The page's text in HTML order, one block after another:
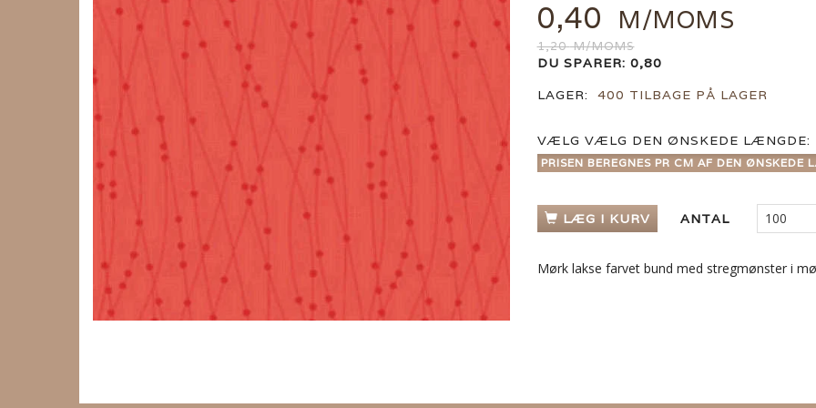
0,40 M/MOMS
1,20M/MOMS
DU SPARER: 0,80
LAGER:
400 TILBAGE PÅ LAGER
VÆLG VÆLG DEN ØNSKEDE LÆNGDE:
PRISEN BEREGNES PR CM AF DEN
LÆG I KURV ANTAL
Mørk lakse farvet bund med stregmønster i